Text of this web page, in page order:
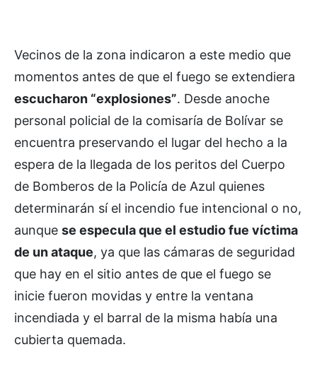
Vecinos de la zona indicaron a este medio que
momentos antes de que el fuego se extendiera
escucharon “explosiones”. Desde anoche
personal policial de la comisaría de Bolívar se
encuentra preservando el lugar del hecho a la
espera de la llegada de los peritos del Cuerpo
de Bomberos de la Policía de Azul quienes
determinarán sí el incendio fue intencional o no,
aunque se especula que el estudio fue víctima
de un ataque, ya que las cámaras de seguridad
que hay en el sitio antes de que el fuego se
inicie fueron movidas y entre la ventana
incendiada y el barral de la misma había una
cubierta quemada.